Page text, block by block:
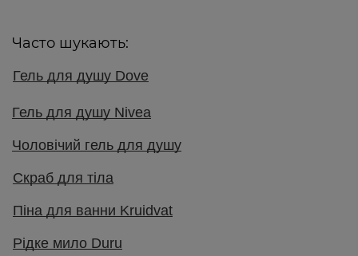
Часто шукають:
Гель для душу Dove
Гель для душу Nivea
Чоловічий гель для душу
Скраб для тіла
Піна для ванни Kruidvat
Рідке мило Duru